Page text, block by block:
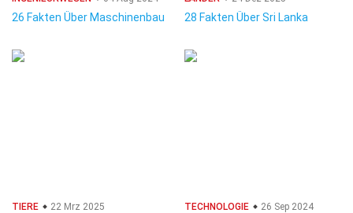
26 Fakten Über Maschinenbau 28 Fakten Über Sri Lanka
TIERE 22 Mrz 2025 TECHNOLOGIE 26 Sep 2024